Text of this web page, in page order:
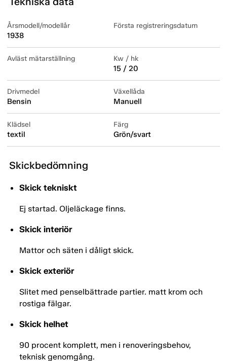
Årsmodell/modellår
1938
Första registreringsdatum
Avläst mätarställning Kw / hk
15 / 20
Drivmedel
Bensin
Växellåda
Manuell
Klädsel
textil
Färg
Grön/svart
Skickbedömning
Skick tekniskt
Ej startad. Oljeläckage finns.
Skick interiör
Mattor och säten i dåligt skick.
Skick exteriör
Slitet med penselbättrade partier. matt krom och
rostiga fälgar.
Skick helhet
90 procent komplett, men i renoveringsbehov,
teknisk genomgång.